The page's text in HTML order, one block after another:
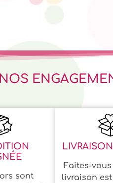
NOS
sont
Faites-
livraison